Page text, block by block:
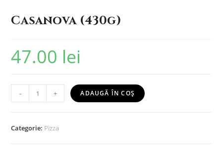
Casanova (430g)
47.00 lei
- + ADAUGĂ ÎN COȘ
Categorie: Pizza